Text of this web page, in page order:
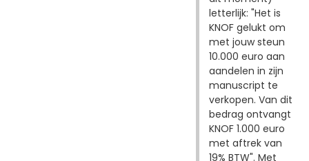
letterlijk: "Het is
KNOF gelukt om
met jouw steun
10.000 euro aan
aandelen in zijn
manuscript te
verkopen. Van dit
bedrag ontvangt
KNOF 1.000 euro
met aftrek van
19% BTW". Met